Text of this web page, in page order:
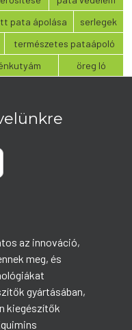
pata ápolása
serlegek
természetes pataápoló
öreg ló
az innováció,
meg, és
gyártásában,
kiegészítők